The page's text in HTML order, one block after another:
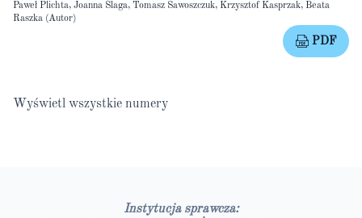
Paweł Plichta, Joanna Ślaga, Tomasz Sawoszczuk, Krzysztof Kasprzak, Beata
Raszka (Autor)
PDF
Wyświetl wszystkie numery
Instytucja sprawcza: